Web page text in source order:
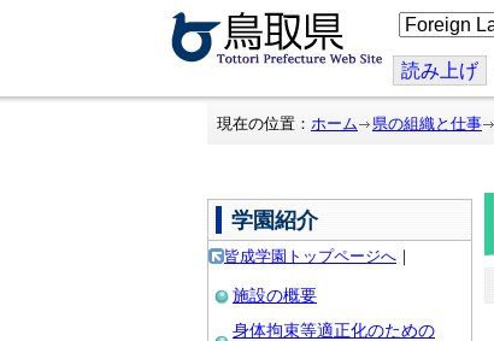
こ
の
ジ
を
翻
読み上げ
現在の位置： ホーム 県の組織と仕事
学園紹介
皆成学園トップページへ ｜
施設の概要
身体拘束等適正化のための